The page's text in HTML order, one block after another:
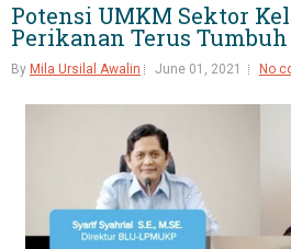
Potensi UMKM Sektor
Perikanan Terus
By Mila Ursilal Awalin June 01, 2021 No